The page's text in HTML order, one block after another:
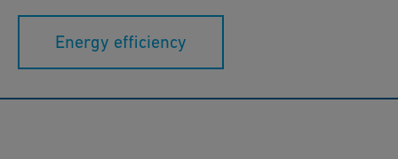
Energy efficiency